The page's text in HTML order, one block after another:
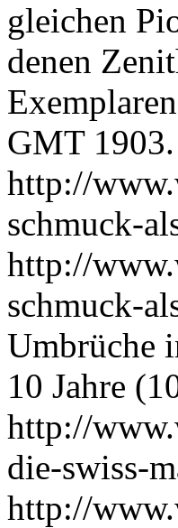
gleichen
denen
GMT 1903.
http://
schmuck-
http://
schmuck-
Umbrüche
10 Jahre
http://
die-swiss-
http://